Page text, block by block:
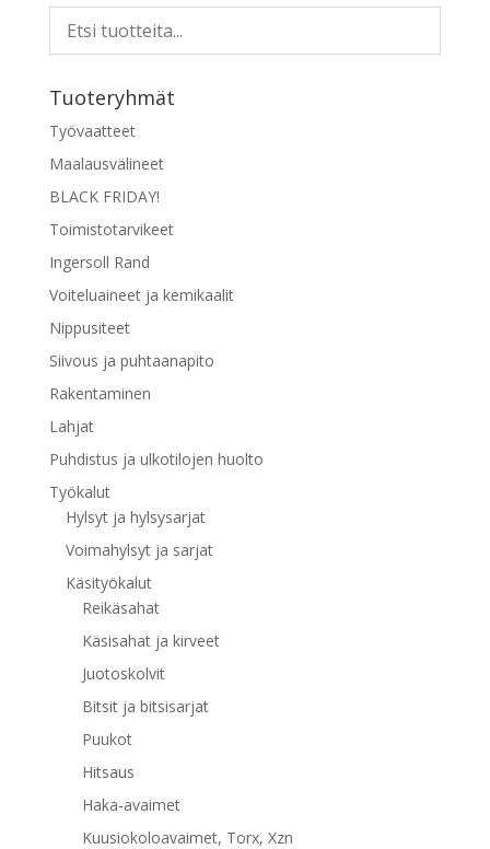
Tuoteryhmät
Työvaatteet
Maalausvälineet
BLACK FRIDAY!
Toimistotarvikeet
Ingersoll Rand
Voiteluaineet ja kemikaalit
Nippusiteet
Siivous ja puhtaanapito
Rakentaminen
Lahjat
Puhdistus ja ulkotilojen huolto
Työkalut
Hylsyt ja hylsysarjat
Voimahylsyt ja sarjat
Käsityökalut
Reikäsahat
Käsisahat ja kirveet
Juotoskolvit
Bitsit ja bitsisarjat
Puukot
Hitsaus
Haka-avaimet
Kuusiokoloavaimet, Torx, Xzn